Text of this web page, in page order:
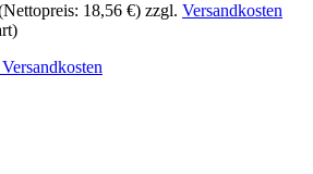
18,56 €) zzgl. Versandkosten